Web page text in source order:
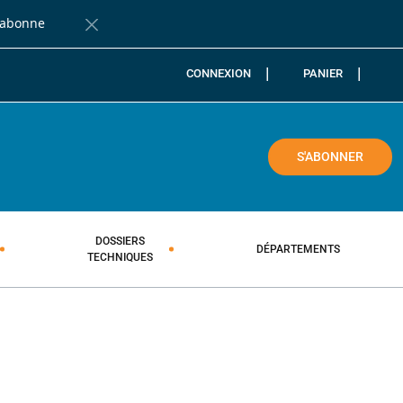
Fermer la barre de notification
CONNEXION PANIER
S'ABONNER
DOSSIERS
TECHNIQUES
DÉPARTEMENTS